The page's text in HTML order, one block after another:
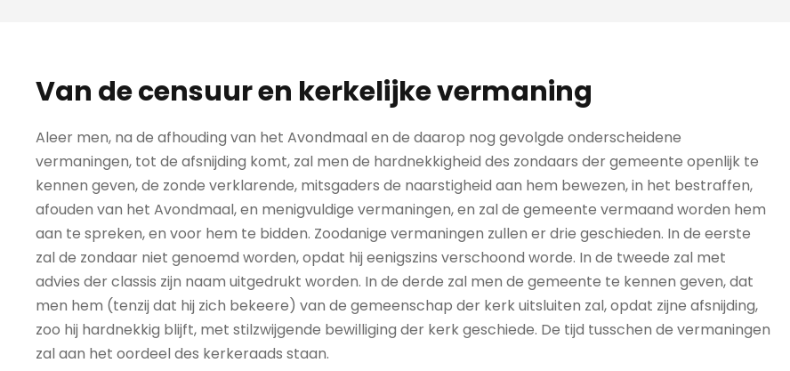
Van de censuur en kerkelijke vermaning
Aleer men, na de afhouding van het Avondmaal en de daarop nog gevolgde onderscheidene
vermaningen, tot de afsnijding komt, zal men de hardnekkigheid des zondaars der gemeente openlijk te
kennen geven, de zonde verklarende, mitsgaders de naarstigheid aan hem bewezen, in het bestraffen,
afouden van het Avondmaal, en menigvuldige vermaningen, en zal de gemeente vermaand worden hem
aan te spreken, en voor hem te bidden. Zoodanige vermaningen zullen er drie geschieden. In de eerste
zal de zondaar niet genoemd worden, opdat hij eenigszins verschoond worde. In de tweede zal met
advies der classis zijn naam uitgedrukt worden. In de derde zal men de gemeente te kennen geven, dat
men hem (tenzij dat hij zich bekeere) van de gemeenschap der kerk uitsluiten zal, opdat zijne afsnijding,
zoo hij hardnekkig blijft, met stilzwijgende bewilliging der kerk geschiede. De tijd tusschen de vermaningen
zal aan het oordeel des kerkeraads staan.